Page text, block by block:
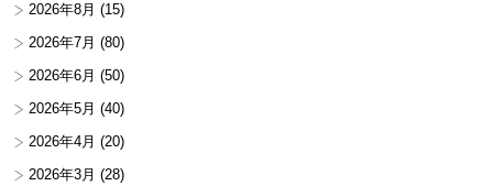
2026年8月 (15)
2026年7月 (80)
2026年6月 (50)
2026年5月 (40)
2026年4月 (20)
2026年3月 (28)